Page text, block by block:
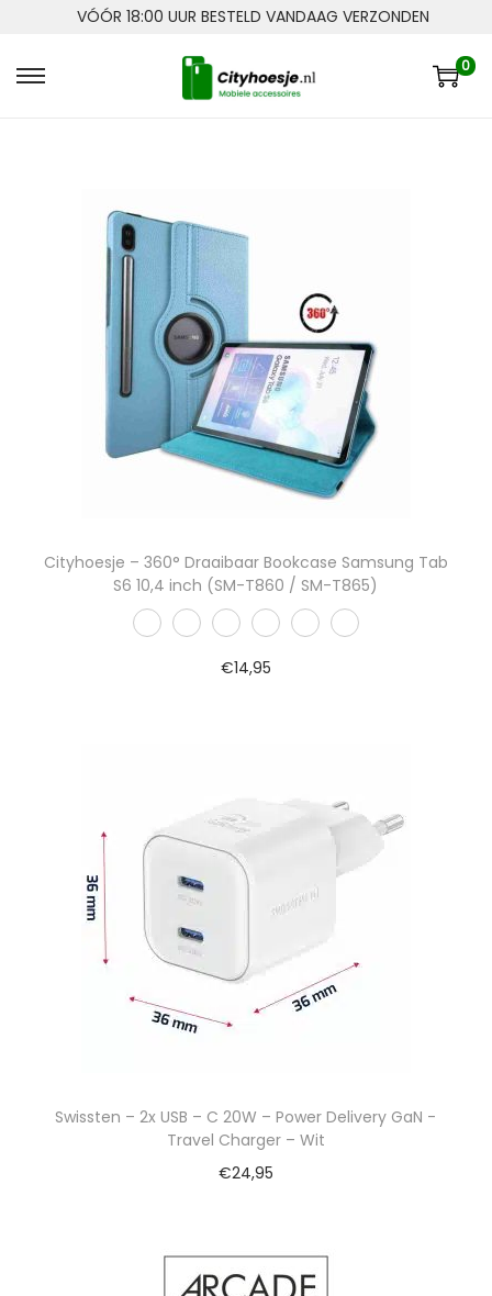
VÓÓR 18:00 UUR BESTELD VANDAAG VERZONDEN
0
Cityhoesje – 360° Draaibaar Bookcase Samsung Tab
S6 10,4 inch (SM-T860 / SM-T865)
€14,95
Swissten – 2x USB – C 20W – Power Delivery GaN -
Travel Charger – Wit
€24,95